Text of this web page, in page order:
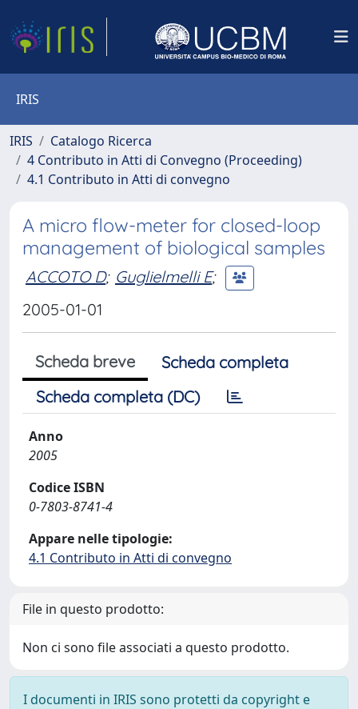
IRIS
IRIS
Catalogo Ricerca
4 Contributo in Atti di Convegno (Proceeding)
4.1 Contributo in Atti di convegno
A micro flow-meter for closed-loop
management of biological samples
ACCOTO D; Guglielmelli E;
2005-01-01
Scheda breve
Scheda completa
Scheda completa (DC)
Anno
2005
Codice ISBN
0-7803-8741-4
Appare nelle tipologie:
4.1 Contributo in Atti di convegno
File in questo prodotto:
Non ci sono file associati a questo prodotto.
I documenti in IRIS sono protetti da copyright e